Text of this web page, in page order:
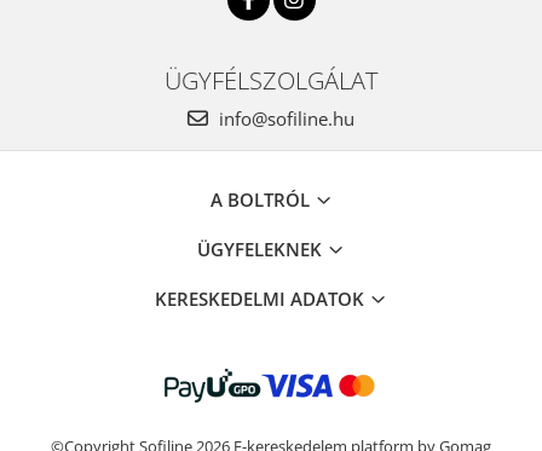
ÜGYFÉLSZOLGÁLAT
info@sofiline.hu
A BOLTRÓL
ÜGYFELEKNEK
KERESKEDELMI ADATOK
©Copyright Sofiline 2026 E-kereskedelem platform by Gomag